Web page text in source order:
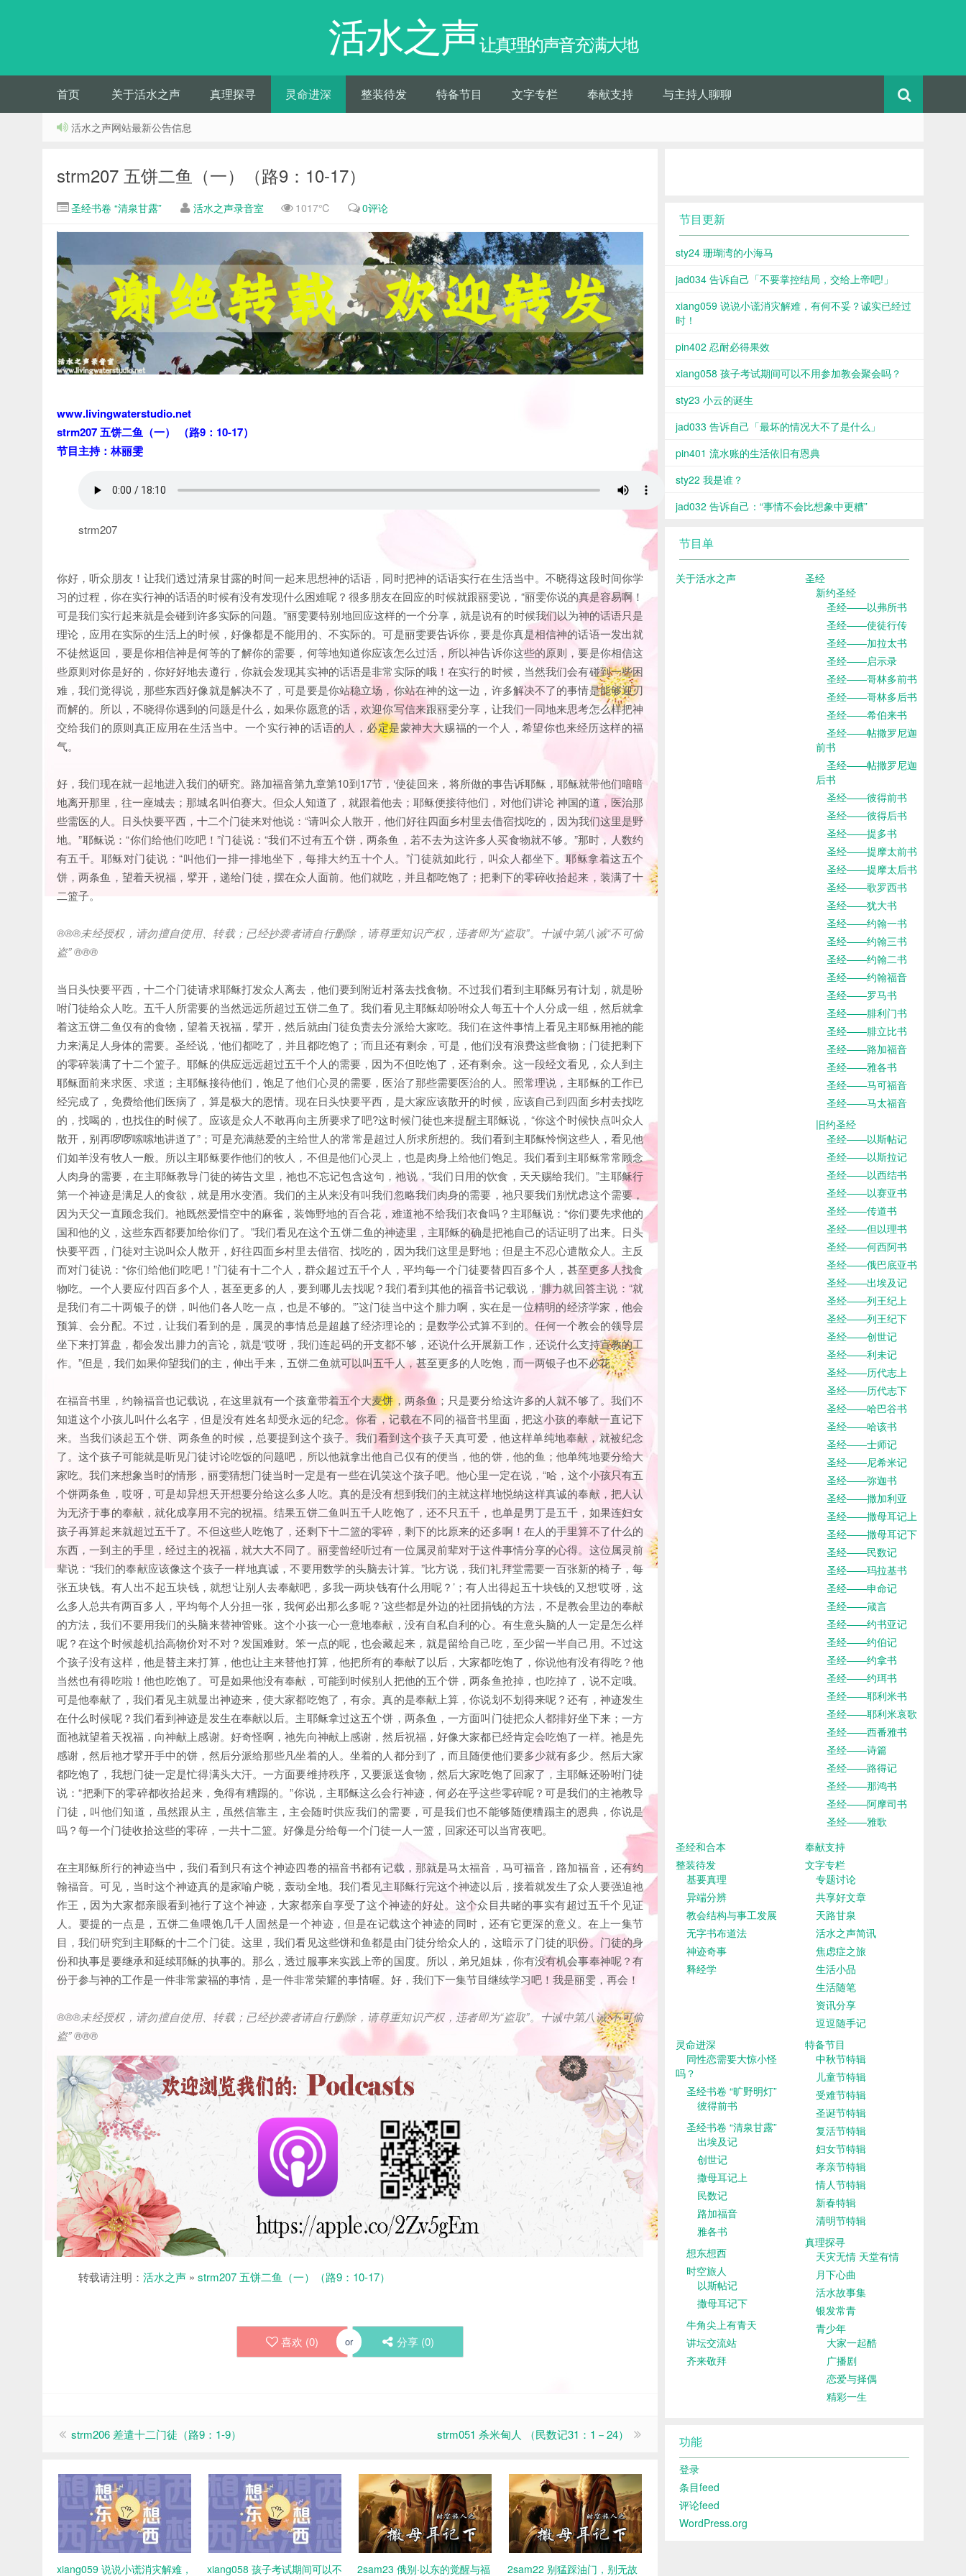
活水之声让真理的声音充满大地
首页 关于活水之声 真理探寻 灵命进深 整装待发 特备节目 文字专栏 奉献支持 与主持人聊聊
活水之声网站最新公告信息
strm207 五饼二鱼（一）（路9：10-17）
圣经书卷 “清泉甘露” 活水之声录音室 1017℃ 0评论
www.livingwaterstudio.net
strm207 五饼二鱼（一） （路9：10-17）
节目主持：林丽雯
strm207
你好，听众朋友！让我们透过清泉甘露的时间一起来思想神的话语，同时把神的话语实行在生活当中。不晓得这段时间你学
习的过程，你在实行神的话语的时候有没有发现什么困难呢？很多朋友在回应的时候就跟丽雯说，“丽雯你说的真是容易啊！
可是我们实行起来就是会碰到许多实际的问题。”丽雯要特别地回应这样的一个分享，就是说有的时候我们以为神的话语只是
理论，应用在实际的生活上的时候，好像都是不能用的、不实际的。可是丽雯要告诉你，要是你真是相信神的话语一发出就
不徒然返回，要是你相信神是何等的了解你的需要，何等地知道你应该怎么过活，所以神告诉你这些的原则，要是你相信这
些原则对你是好的，你好好地去遵行，你就会发现其实神的话语是非常实际的哦！在实行的时候，当然我们会有碰到一些困
难，我们觉得说，那些东西好像就是解决不了，可是要是你站稳立场，你站在神的这一边，许多解决不了的事情是能够迎刃
而解的。所以，不晓得你遇到的问题是什么，如果你愿意的话，欢迎你写信来跟丽雯分享，让我们一同地来思考怎么样把神
交给我们的原则真正应用在生活当中。一个实行神的话语的人，必定是蒙神大大赐福的一个人，希望你也来经历这样的福
气。
好，我们现在就一起地进入我们的研究。路加福音第九章第10到17节，‘使徒回来，将所做的事告诉耶稣，耶稣就带他们暗暗
地离开那里，往一座城去；那城名叫伯赛大。但众人知道了，就跟着他去；耶稣便接待他们，对他们讲论 神国的道，医治那
些需医的人。日头快要平西，十二个门徒来对他说：“请叫众人散开，他们好往四面乡村里去借宿找吃的，因为我们这里是野
地。”耶稣说：“你们给他们吃吧！”门徒说：“我们不过有五个饼，两条鱼，若不去为这许多人买食物就不够。”那时，人数约
有五千。耶稣对门徒说：“叫他们一排一排地坐下，每排大约五十个人。”门徒就如此行，叫众人都坐下。耶稣拿着这五个
饼，两条鱼，望着天祝福，擘开，递给门徒，摆在众人面前。他们就吃，并且都吃饱了；把剩下的零碎收拾起来，装满了十
二篮子。
®®®未经授权，请勿擅自使用、转载；已经抄袭者请自行删除，请尊重知识产权，违者即为“盗取”。十诫中第八诫“不可偷
盗” ®®®
当日头快要平西，十二个门徒请求耶稣打发众人离去，他们要到附近村落去找食物。不过我们看到主耶稣另有计划，就是吩
咐门徒给众人吃。五千人所需要的当然远远所超过五饼二鱼了。我们看见主耶稣却吩咐众人每五十个人分成一组，然后就拿
着这五饼二鱼仅有的食物，望着天祝福，擘开，然后就由门徒负责去分派给大家吃。我们在这件事情上看见主耶稣用祂的能
力来满足人身体的需要。圣经说，‘他们都吃了，并且都吃饱了；’而且还有剩余，可是，他们没有浪费这些食物；门徒把剩下
的零碎装满了十二个篮子。耶稣的供应远远超过五千个人的需要，因为不但吃饱了，还有剩余。这一段经文看见，众人到主
耶稣面前来求医、求道；主耶稣接待他们，饱足了他们心灵的需要，医治了那些需要医治的人。照常理说，主耶稣的工作已
经完成了，免费给他们医病了，算是极大的恩情。现在日头快要平西，是大家应该散开的时候，应该自己到四面乡村去找吃
的，找喝的，也找住的时候了。应该是众人不敢再向主所要求了吧?这时候门徒也来提醒主耶稣说，“你这个时候快点叫众人
散开，别再啰啰嗦嗦地讲道了”；可是充满慈爱的主给世人的常常是超过人所求所想的。我们看到主耶稣怜悯这些人，看见他
们如羊没有牧人一般。所以主耶稣要作他们的牧人，不但是他们心灵上，也是肉身上给他们饱足。我们看到主耶稣常常顾念
人肉身的需要，在主耶稣教导门徒的祷告文里，祂也不忘记包含这句，祂说，“我们日用的饮食，天天赐给我们。”主耶稣行
第一个神迹是满足人的食欲，就是用水变酒。我们的主从来没有叫我们忽略我们肉身的需要，祂只要我们别忧虑这个需要，
因为天父一直顾念我们。祂既然爱惜空中的麻雀，装饰野地的百合花，难道祂不给我们衣食吗？主耶稣说：“你们要先求他的
国和他的义，这些东西都要加给你们了。”我们看见在这个五饼二鱼的神迹里，主耶稣的确是把祂自己的话证明了出来。日头
快要平西，门徒对主说叫众人散开，好往四面乡村里去借宿、找吃的，因为我们这里是野地；但是主不忍心遣散众人。主反
而对门徒说：“你们给他们吃吧！”门徒有十二个人，群众超过五千个人，平均每一个门徒要替四百多个人，甚至更多人找食
物吃。一个人要应付四百多个人，甚至更多的人，要到哪儿去找呢？我们看到其他的福音书记载说，‘腓力就回答主说：“就
是我们有二十两银子的饼，叫他们各人吃一点，也是不够的。”’这门徒当中这个腓力啊，实在是一位精明的经济学家，他会
预算、会分配。不过，让我们看到的是，属灵的事情总是超越了经济理论的；是数学公式算不到的。任何一个教会的领导层
坐下来打算盘，都会发出腓力的言论，就是“哎呀，我们连起码的开支都不够，还说什么开展新工作，还说什么支持宣教的工
作。”但是，我们如果仰望我们的主，伸出手来，五饼二鱼就可以叫五千人，甚至更多的人吃饱，而一两银子也不必花。
在福音书里，约翰福音也记载说，在这里就有一个孩童带着五个大麦饼，两条鱼；只是要分给这许多的人就不够了。我们不
知道这个小孩儿叫什么名字，但是没有姓名却受永远的纪念。你看，记载在不同的福音书里面，把这小孩的奉献一直记下
来。当我们谈起五个饼、两条鱼的时候，总要提到这个孩子。我们看到这个孩子天真可爱，他这样单纯地奉献，就被纪念
了。这个孩子可能就是听见门徒讨论吃饭的问题吧，所以他就拿出他自己仅有的便当，他的饼，他的鱼；他单纯地要分给大
家吃。我们来想象当时的情形，丽雯猜想门徒当时一定是有一些在讥笑这个孩子吧。他心里一定在说，“哈，这个小孩只有五
个饼两条鱼，哎呀，可是却异想天开想要分给这么多人吃。真的是没有想到我们的主就这样地悦纳这样真诚的奉献，把人认
为无济于事的奉献，就化成享用不完的祝福。结果五饼二鱼叫五千人吃饱了，还不只五千，也单是男丁是五千，如果连妇女
孩子再算起来就超过五千了。不但这些人吃饱了，还剩下十二篮的零碎，剩下的比原来的还多啊！在人的手里算不了什么的
东西，一到主的手里，经过主的祝福，就大大不同了。丽雯曾经听过有一位属灵前辈对于这件事情分享的心得。这位属灵前
辈说：“我们的奉献应该像这个孩子一样地真诚，不要用数学的头脑去计算。”比方说，我们礼拜堂需要一百张新的椅子，每
张五块钱。有人出不起五块钱，就想‘让别人去奉献吧，多我一两块钱有什么用呢？’；有人出得起五十块钱的又想‘哎呀，这
么多人总共有两百多人，平均每个人分担一张，我何必出那么多呢？’这些都是外边的社团捐钱的方法，不是教会里边的奉献
的方法，我们不要用我们的头脑来替神管账。这个小孩一心一意地奉献，没有自私自利的心。有生意头脑的人一定是怎么样
呢？在这个时候趁机抬高物价对不对？发国难财。笨一点的呢，也会藏起来，就是留给自己吃，至少留一半自己用。不过这
个孩子没有这样，他是替主来打算，他也让主来替他打算，他把所有的奉献了以后，大家都吃饱了，你说他有没有得吃？他
当然也有得吃啦！他也吃饱了。可是如果他没有奉献，可能到时候别人把他的五个饼，两条鱼抢掉，也吃掉了，说不定哦。
可是他奉献了，我们看见主就显出神迹来，使大家都吃饱了，有余。真的是奉献上算，你说划不划得来呢？还有，神迹发生
在什么时候呢？我们看到神迹是发生在奉献以后。主耶稣拿过这五个饼，两条鱼，一方面叫门徒把众人都排好坐下来；一方
面祂就望着天祝福，向神献上感谢。好奇怪啊，祂先向神献上感谢，然后祝福，好像大家都已经肯定会吃饱了一样。祂是先
感谢，然后祂才擘开手中的饼，然后分派给那些凡坐着的人。坐着的人都分到了，而且随便他们要多少就有多少。然后大家
都吃饱了，我想门徒一定是忙得满头大汗。一方面要维持秩序，又要派送食物，然后大家吃饱了回家了，主耶稣还吩咐门徒
说：“把剩下的零碎都收拾起来，免得有糟蹋的。”你说，主耶稣这么会行神迹，何必在乎这些零碎呢？可是我们的主祂教导
门徒，叫他们知道，虽然跟从主，虽然信靠主，主会随时供应我们的需要，可是我们也不能够随便糟蹋主的恩典，你说是
吗？每一个门徒收拾这些的零碎，一共十二篮。好像是分给每一个门徒一人一篮，回家还可以当宵夜吧。
在主耶稣所行的神迹当中，我们看到只有这个神迹四卷的福音书都有记载，那就是马太福音，马可福音，路加福音，还有约
翰福音。可见，当时这个神迹真的是家喻户晓，轰动全地。我们看见主耶稣行完这个神迹以后，接着就发生了众人要强迫祂
作王，因为大家都亲眼看到祂行了这个神迹，大家都亲自享受了这个神迹的好处。这个众目共睹的事实有超过五千个见证
人。要提的一点是，五饼二鱼喂饱几千人固然是一个神迹，但是在记载这个神迹的同时，还有它更深的意义。在上一集节
目，我们研究到主耶稣的十二个门徒。这里，我们看见这些饼和鱼都是由门徒分给众人的，这暗示了门徒的职份。门徒的身
份和执事是要继承和延续耶稣的执事的。那么，透过服事来实践上帝的国度。所以，弟兄姐妹，你有没有机会事奉神呢？有
份于参与神的工作是一件非常蒙福的事情，是一件非常荣耀的事情喔。好，我们下一集节目继续学习吧！我是丽雯，再会！
®®®未经授权，请勿擅自使用、转载；已经抄袭者请自行删除，请尊重知识产权，违者即为“盗取”。十诫中第八诫“不可偷
盗” ®®®
转载请注明： 活水之声 » strm207 五饼二鱼（一）（路9：10-17）
喜欢 (0) or 分享 (0)
strm206 差遣十二门徒（路9：1-9） strm051 杀米甸人 （民数记31：1－24）
xiang059 说说小谎消灾解难， xiang058 孩子考试期间可以不 2sam23 俄别·以东的觉醒与福 2sam22 别猛踩油门，别无故
节目更新
sty24 珊瑚湾的小海马
jad034 告诉自己「不要掌控结局，交给上帝吧!」
xiang059 说说小谎消灾解难，有何不妥？诚实已经过
时！
pin402 忍耐必得果效
xiang058 孩子考试期间可以不用参加教会聚会吗？
sty23 小云的诞生
jad033 告诉自己「最坏的情况大不了是什么」
pin401 流水账的生活依旧有恩典
sty22 我是谁？
jad032 告诉自己：“事情不会比想象中更糟”
节目单
关于活水之声
圣经
新约圣经
圣经——以弗所书
圣经——使徒行传
圣经——加拉太书
圣经——启示录
圣经——哥林多前书
圣经——哥林多后书
圣经——希伯来书
圣经——帖撒罗尼迦
前书
圣经——帖撒罗尼迦
后书
圣经——彼得前书
圣经——彼得后书
圣经——提多书
圣经——提摩太前书
圣经——提摩太后书
圣经——歌罗西书
圣经——犹大书
圣经——约翰一书
圣经——约翰三书
圣经——约翰二书
圣经——约翰福音
圣经——罗马书
圣经——腓利门书
圣经——腓立比书
圣经——路加福音
圣经——雅各书
圣经——马可福音
圣经——马太福音
旧约圣经
圣经——以斯帖记
圣经——以斯拉记
圣经——以西结书
圣经——以赛亚书
圣经——传道书
圣经——但以理书
圣经——何西阿书
圣经——俄巴底亚书
圣经——出埃及记
圣经——列王纪上
圣经——列王纪下
圣经——创世记
圣经——利未记
圣经——历代志上
圣经——历代志下
圣经——哈巴谷书
圣经——哈该书
圣经——士师记
圣经——尼希米记
圣经——弥迦书
圣经——撒加利亚
圣经——撒母耳记上
圣经——撒母耳记下
圣经——民数记
圣经——玛拉基书
圣经——申命记
圣经——箴言
圣经——约书亚记
圣经——约伯记
圣经——约拿书
圣经——约珥书
圣经——耶利米书
圣经——耶利米哀歌
圣经——西番雅书
圣经——诗篇
圣经——路得记
圣经——那鸿书
圣经——阿摩司书
圣经——雅歌
圣经和合本
奉献支持
整装待发
基要真理
异端分辨
教会结构与事工发展
无字书布道法
神迹奇事
释经学
文字专栏
专题讨论
共享好文章
天路甘泉
活水之声简讯
焦虑症之旅
生活小品
生活随笔
资讯分享
逗逗随手记
灵命进深
同性恋需要大惊小怪
吗？
圣经书卷 “旷野明灯”
彼得前书
圣经书卷 “清泉甘露”
出埃及记
创世记
撒母耳记上
民数记
路加福音
雅各书
想东想西
时空旅人
以斯帖记
撒母耳记下
牛角尖上有青天
讲坛交流站
齐来敬拜
特备节目
中秋节特辑
儿童节特辑
受难节特辑
圣诞节特辑
复活节特辑
妇女节特辑
孝亲节特辑
情人节特辑
新春特辑
清明节特辑
真理探寻
天灾无情 天堂有情
月下心曲
活水故事集
银发常青
青少年
大家一起酷
广播剧
恋爱与择偶
精彩一生
功能
登录
条目feed
评论feed
WordPress.org